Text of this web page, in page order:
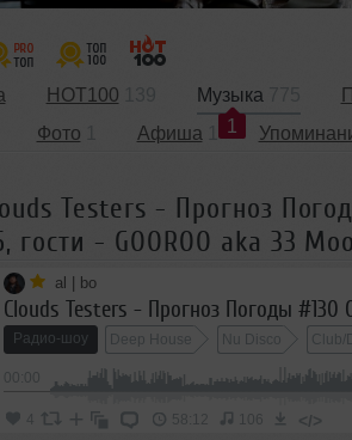
HOT100
Музыка
1
Фото Афиша
Testers - Прогноз
гости - GOOROO aka 33
al | bo
Радио-шоу Deep House Nu Disco Club/
58:12 106 </>